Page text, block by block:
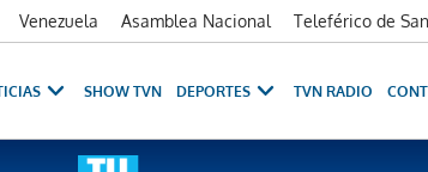
Venezuela Asamblea Nacional Teleférico de
SHOW TVN DEPORTES TVN RADIO